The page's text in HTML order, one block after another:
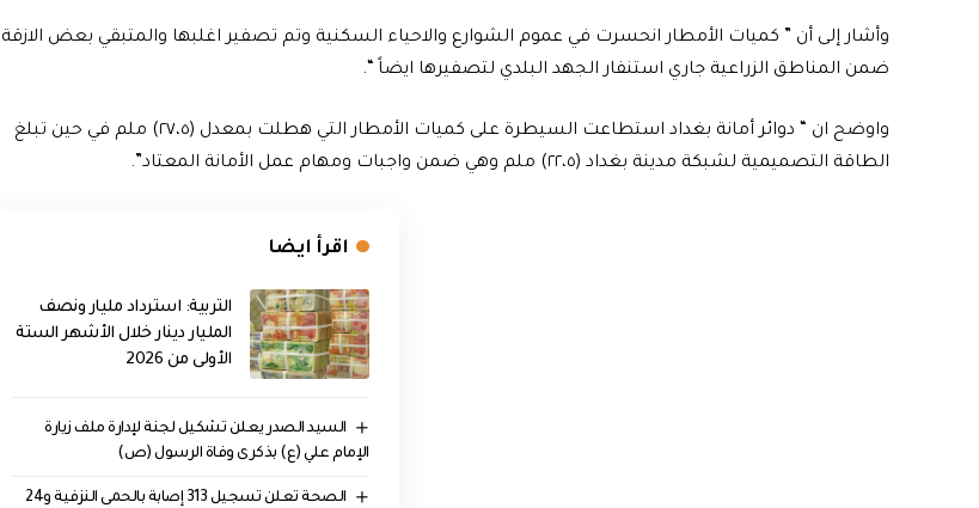
وأشار إلى أن ” كميات الأمطار انحسرت في عموم الشوارع والاحياء السكنية وتم تصفير اغلبها والمتبقي بعض الازقة
ضمن المناطق الزراعية جاري استنفار الجهد البلدي لتصفيرها ايضاً “.
واوضح ان “ دوائر أمانة بغداد استطاعت السيطرة على كميات الأمطار التي هطلت بمعدل (٢٧،٥) ملم في حين تبلغ
الطاقة التصميمية لشبكة مدينة بغداد (٢٢،٥) ملم وهي ضمن واجبات ومهام عمل الأمانة المعتاد”.
اقرأ ايضا
التربية: استرداد مليار ونصف
المليار دينار خلال الأشهر الستة
الأولى من 2026
السيد الصدر يعلن تشكيل لجنة لإدارة ملف زيارة
الإمام علي (ع) بذكرى وفاة الرسول (ص)
الصحة تعلن تسجيل 313 إصابة بالحمى النزفية و24